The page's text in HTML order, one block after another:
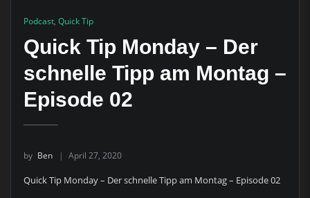
Podcast, Quick Tip
Quick Tip Monday – Der
schnelle Tipp am Montag –
Episode 02
by Ben April 27, 2020
Quick Tip Monday – Der schnelle Tipp am Montag – Episode 02